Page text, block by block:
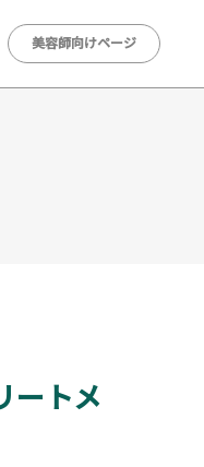
美容師向けページ
ートメ